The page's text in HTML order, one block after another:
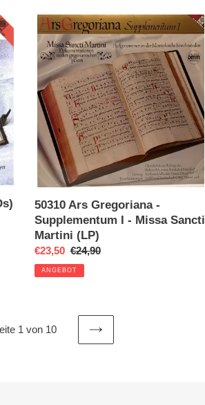
50310
Ars
Gregoriana
Supplementum
Missa
Sancti
Martini
(LP)
50310 Ars Gregoriana -
Supplementum I - Missa Sancti
Martini (LP)
Sonderpreis
€23,50 Normaler
Preis
€24,90
ANGEBOT
1 von 10
NÄCHSTE